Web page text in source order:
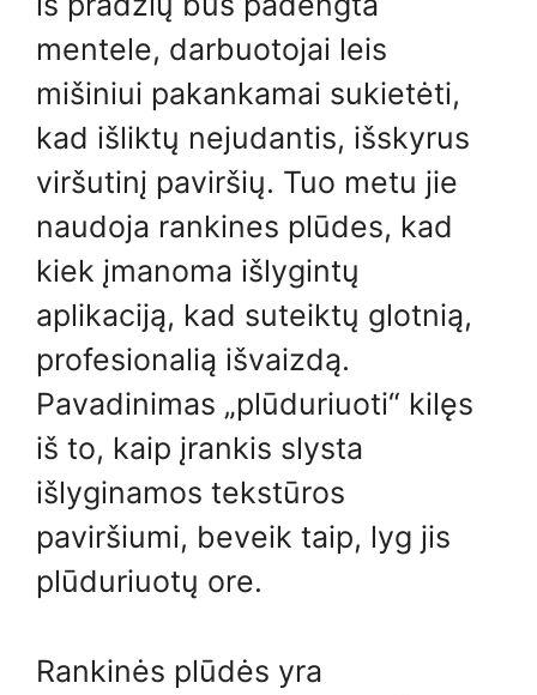
mentele, darbuotojai leis
mišiniui pakankamai sukietėti,
kad išliktų nejudantis, išskyrus
viršutinį paviršių. Tuo metu jie
naudoja rankines plūdes, kad
kiek įmanoma išlygintų
aplikaciją, kad suteiktų glotnią,
profesionalią išvaizdą.
Pavadinimas „plūduriuoti“ kilęs
iš to, kaip įrankis slysta
išlyginamos tekstūros
paviršiumi, beveik taip, lyg jis
plūduriuotų ore.
Rankinės plūdės yra